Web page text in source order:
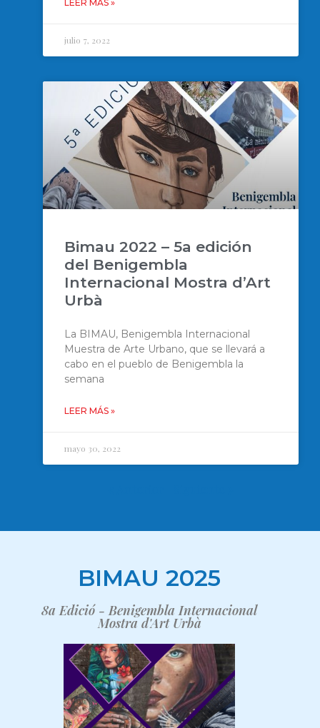
LEER MÁS »
julio 7, 2022
Bimau 2022 – 5a edición
del Benigembla
Internacional Mostra d’Art
Urbà
La BIMAU, Benigembla Internacional
Muestra de Arte Urbano, que se llevará a
cabo en el pueblo de Benigembla la
semana
LEER MÁS »
mayo 30, 2022
BIMAU 2025
8a Edició - Benigembla Internacional
Mostra d'Art Urbà